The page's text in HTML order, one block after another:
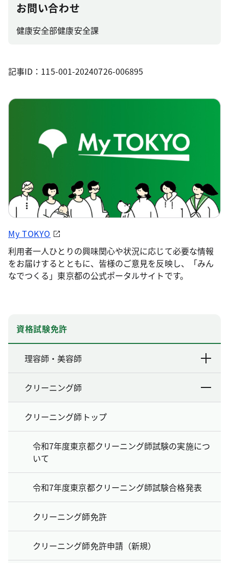
お問い合わせ
健康安全部健康安全課
記事ID：115-001-20240726-006895
My TOKYO
利用者一人ひとりの興味関心や状況に応じて必要な情報
をお届けするとともに、皆様のご意見を反映し、「みん
なでつくる」東京都の公式ポータルサイトです。
資格試験免許
理容師・美容師
クリーニング師
クリーニング師トップ
令和7年度東京都クリーニング師試験の実施につ
いて
令和7年度東京都クリーニング師試験合格発表
クリーニング師免許
クリーニング師免許申請（新規）